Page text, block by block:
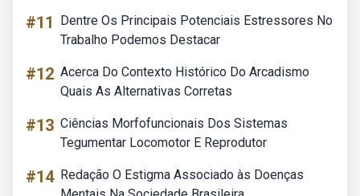
#11
Dentre Os Principais Potenciais Estressores No
Trabalho Podemos Destacar
#12 Acerca Do Contexto Histórico Do Arcadismo
Quais As Alternativas Corretas
#13 Ciências Morfofuncionais Dos Sistemas
Tegumentar Locomotor E Reprodutor
#14 Redação O Estigma Associado às Doenças